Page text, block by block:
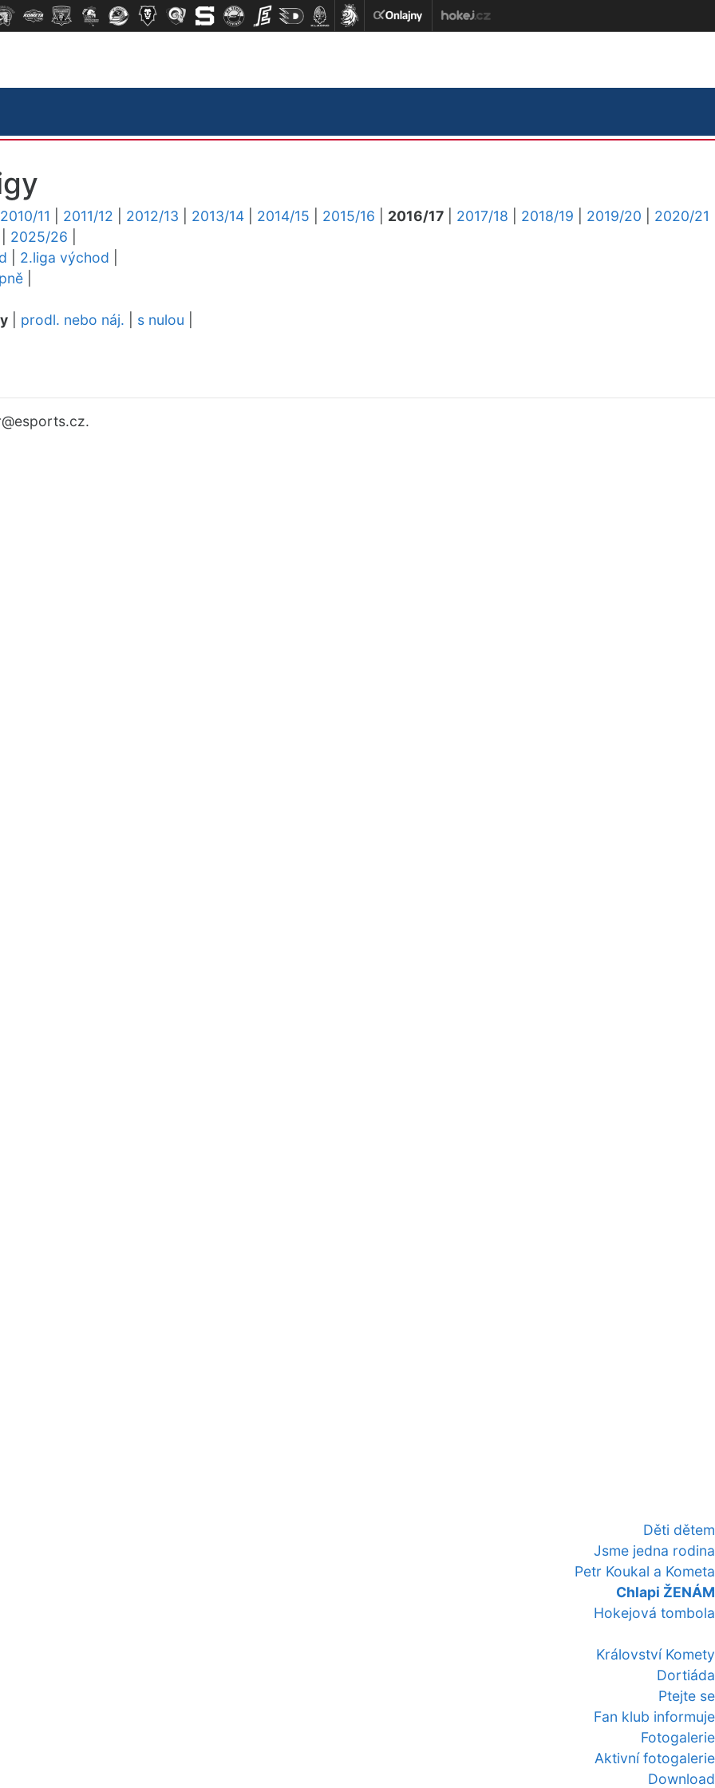
Děti dětem
Jsme jedna rodina
Petr Koukal a Kometa
Chlapi ŽENÁM
Hokejová tombola
Království Komety
Dortiáda
Ptejte se
Fan klub informuje
Fotogalerie
Aktivní fotogalerie
Download
2010/11 2011/12 2012/13 2013/14 2014/15 2015/16 2016/17 2017/18 2018/19 2019/20
2020/21
2025/26
2.liga východ
prodl. nebo náj. s nulou
@esports.cz.